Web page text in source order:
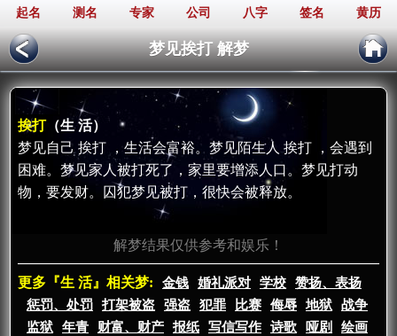
起名 测名 专家 公司 八字 签名 黄历
梦见挨打 解梦
挨打（生 活）
梦见自己 挨打 ，生活会富裕。梦见陌生人 挨打 ，会遇到
困难。梦见家人被打死了，家里要增添人口。梦见打动
物，要发财。囚犯梦见被打，很快会被释放。
解梦结果仅供参考和娱乐！
更多『生 活』相关梦: 金钱 婚礼派对 学校
赞扬、表扬
惩罚、处罚
打架被盗 强盗 犯罪 比赛 侮辱 地狱
战争
监狱
年青 财富、财产 报纸 写信写作 诗歌 哑剧
绘画